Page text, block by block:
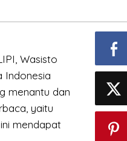
Wasisto
Indonesia
menantu dan
yaitu
mendapat